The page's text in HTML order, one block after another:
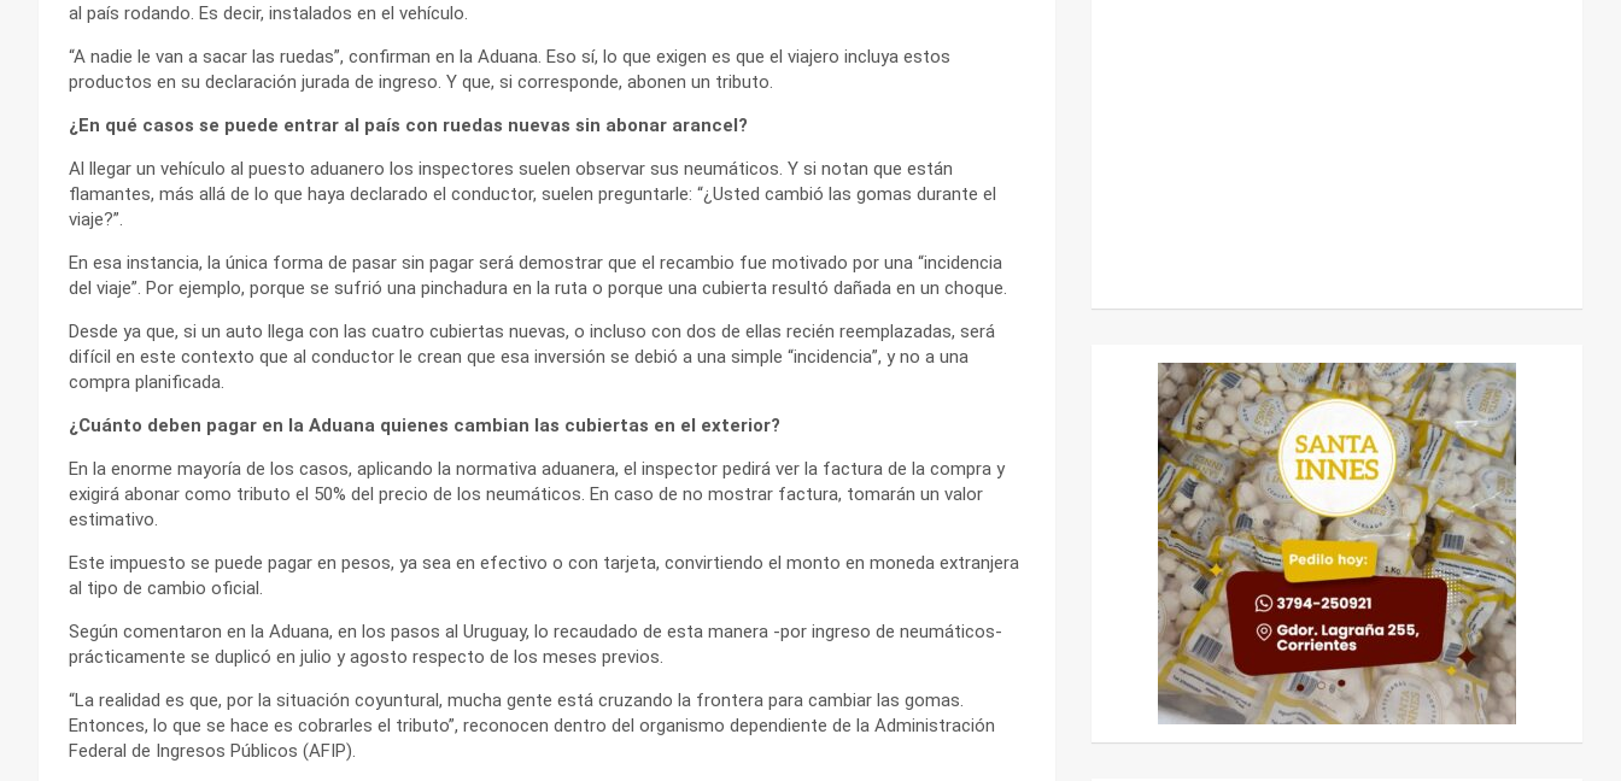
al país rodando. Es decir, instalados en el vehículo.
“A nadie le van a sacar las ruedas”, confirman en la Aduana. Eso sí, lo que exigen es que el viajero incluya estos
productos en su declaración jurada de ingreso. Y que, si corresponde, abonen un tributo.
¿En qué casos se puede entrar al país con ruedas nuevas sin abonar arancel?
Al llegar un vehículo al puesto aduanero los inspectores suelen observar sus neumáticos. Y si notan que están
flamantes, más allá de lo que haya declarado el conductor, suelen preguntarle: “¿Usted cambió las gomas durante el
viaje?”.
En esa instancia, la única forma de pasar sin pagar será demostrar que el recambio fue motivado por una “incidencia
del viaje”. Por ejemplo, porque se sufrió una pinchadura en la ruta o porque una cubierta resultó dañada en un choque.
Desde ya que, si un auto llega con las cuatro cubiertas nuevas, o incluso con dos de ellas recién reemplazadas, será
difícil en este contexto que al conductor le crean que esa inversión se debió a una simple “incidencia”, y no a una
compra planificada.
¿Cuánto deben pagar en la Aduana quienes cambian las cubiertas en el exterior?
En la enorme mayoría de los casos, aplicando la normativa aduanera, el inspector pedirá ver la factura de la compra y
exigirá abonar como tributo el 50% del precio de los neumáticos. En caso de no mostrar factura, tomarán un valor
estimativo.
Este impuesto se puede pagar en pesos, ya sea en efectivo o con tarjeta, convirtiendo el monto en moneda extranjera
al tipo de cambio oficial.
Según comentaron en la Aduana, en los pasos al Uruguay, lo recaudado de esta manera -por ingreso de neumáticos-
prácticamente se duplicó en julio y agosto respecto de los meses previos.
“La realidad es que, por la situación coyuntural, mucha gente está cruzando la frontera para cambiar las gomas.
Entonces, lo que se hace es cobrarles el tributo”, reconocen dentro del organismo dependiente de la Administración
Federal de Ingresos Públicos (AFIP).